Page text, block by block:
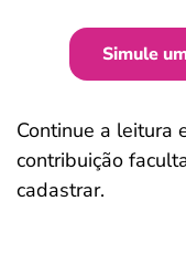
Simule
Continue a leitura
contribuição
cadastrar.